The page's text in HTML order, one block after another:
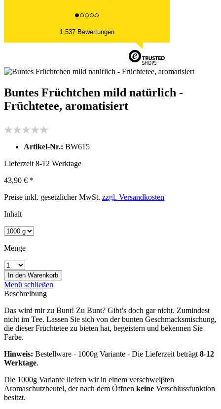
1,537 Bewertungen
Buntes Früchtchen mild natürlich -
Früchtetee, aromatisiert
Artikel-Nr.: BW615
Lieferzeit 8-12 Werktage
43,90 € *
Preise inkl. gesetzlicher MwSt. zzgl. Versandkosten
Inhalt
Menge
In den Warenkorb
Menü schließen
Beschreibung
Das wird mir zu Bunt! Zu Bunt? Gibt’s doch gar nicht. Zumindest
nicht im Tee. Lassen Sie sich von der bunten Geschmacksmischung,
die dieser Früchtetee zu bieten hat, begeistern und bekennen Sie
Farbe.
Hinweis: Bestellware - 1000g Variante - Die Lieferzeit beträgt 8-12
Werktage.
Die 1000g Variante liefern wir in einem verschweiβten
Aromaschutzbeutel, der nach dem Öffnen keine Verschlussfunktion
besitzt.